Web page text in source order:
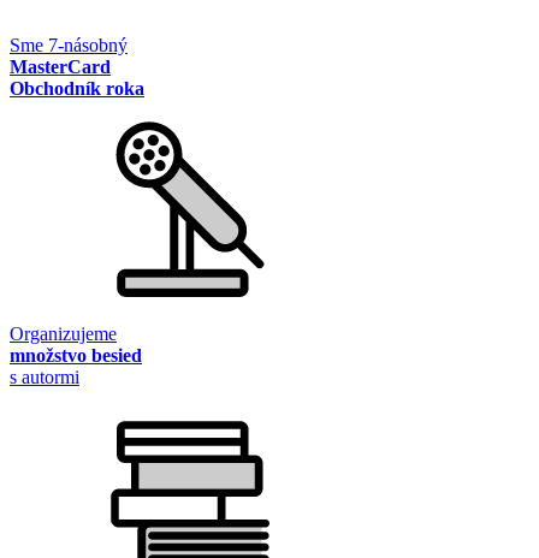
Sme 7-násobný
MasterCard
Obchodník roka
Organizujeme
množstvo besied
s autormi